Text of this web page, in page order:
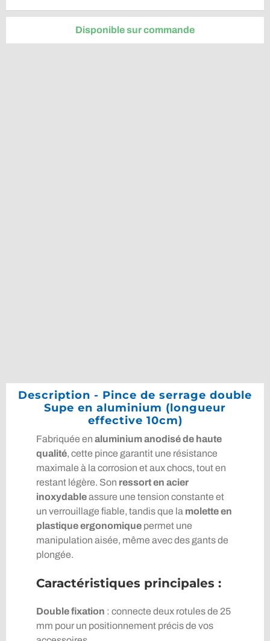
Disponible sur commande
Description - Pince de serrage double
Supe en aluminium (longueur
effective 10cm)
Fabriquée en aluminium anodisé de haute
qualité, cette pince garantit une résistance
maximale à la corrosion et aux chocs, tout en
restant légère. Son ressort en acier
inoxydableassure une tension constante et
un verrouillage fiable, tandis que la molette en
plastique ergonomiquepermet une
manipulation aisée, même avec des gants de
plongée.
Caractéristiques principales :
Double fixation : connecte deux rotules de 25
mm pour un positionnement précis de vos